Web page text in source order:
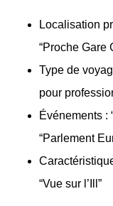
Localisation
“Proche Gare
Type de
pour
Événements :
“Parlement
“Vue sur l’Ill”